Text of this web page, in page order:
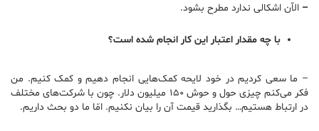
– ‌ الآن اشکالی ندارد مطرح بشود.
با چه مقدار اعتبار این کار انجام شده است؟ ‌
– ما سعی کردیم در خود لایحه کمک‌هایی انجام دهیم و کمک کنیم. من
فکر می‌کنم چیزی حول و حوش ۱۵۰ میلیون دلار. چون با شرکت‌های مختلف
در ارتباط هستیم… بگذارید قیمت آن را بیان نکنیم. امّا ما دو بحث داریم.